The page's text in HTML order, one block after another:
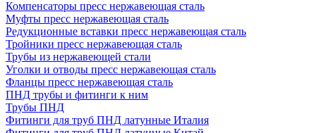
Компенсаторы пресс нержавеющая сталь
Муфты пресс нержавеющая сталь
Редукционные вставки пресс нержавеющая сталь
Тройники пресс нержавеющая сталь
Трубы из нержавеющей стали
Уголки и отводы пресс нержавеющая сталь
Фланцы пресс нержавеющая сталь
ПНД трубы и фитинги к ним
Трубы ПНД
Фитинги для труб ПНД латунные Италия